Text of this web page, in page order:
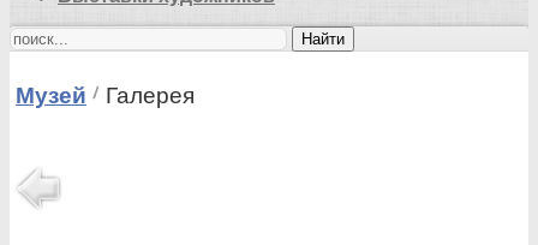
Найти
Музей Галерея